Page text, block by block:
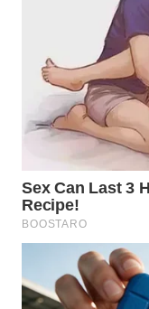
WN
KALTIM
WN
WN
GORONTALO
WN
SULUT